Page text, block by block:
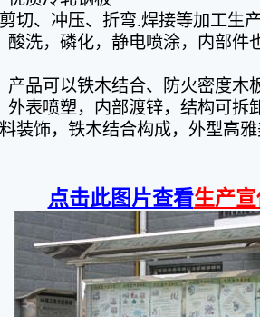
切、冲压、折弯.焊接等加工生
酸洗，磷化，静电喷涂，内部件
产品可以铁木结合、防火密度木
外表喷塑，内部渡锌，结构可拆
装饰，铁木结合构成，外型高
点击此图片查看生产